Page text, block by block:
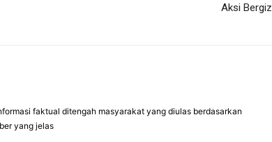
Aksi
faktual ditengah masyarakat yang diulas berdasarkan
yang jelas